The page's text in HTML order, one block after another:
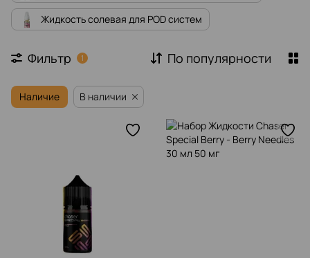
Жидкость солевая для POD систем
Фильтр 1 По популярности
Наличие В наличии